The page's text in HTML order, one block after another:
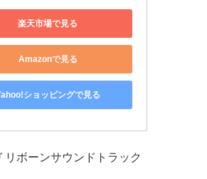
楽天市場で見る
Amazonで見る
ショッピングで見る
リボーンサウンドトラック